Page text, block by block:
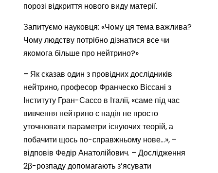
порозі відкриття нового виду матерії.
Запитуємо науковця: «Чому ця тема важлива?
Чому людству потрібно дізнатися все чи
якомога більше про нейтрино?»
– Як сказав один з провідних дослідників
нейтрино, професор Франческо Віссані з
Інституту Гран-Сассо в Італії, «саме під час
вивчення нейтрино є надія не просто
уточнювати параметри існуючих теорій, а
побачити щось по-справжньому нове…», –
відповів Федір Анатолійович. – Дослідження
2β-розпаду допомагають з’ясувати